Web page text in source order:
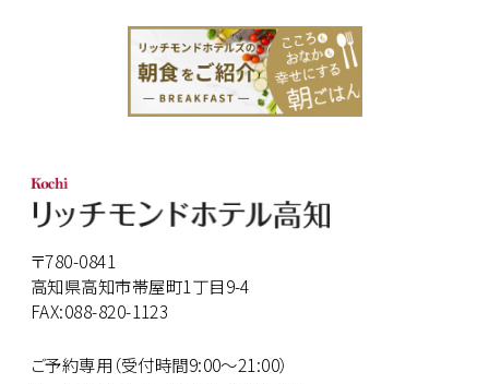
〒780-0841
高知県高知市帯屋町1丁目9-4
FAX:088-820-1123
ご予約専用（受付時間9:00～21:00）